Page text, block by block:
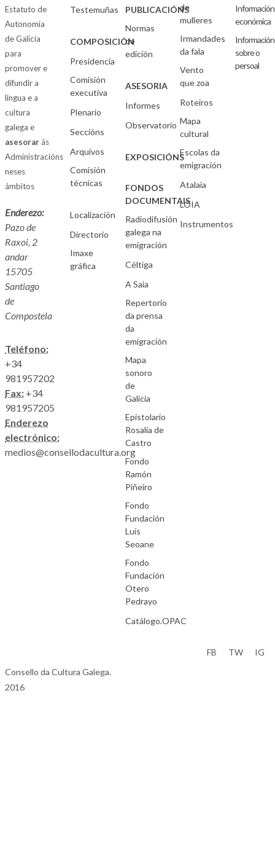
Estatuto de
Autonomía
de Galicia
para
promover e
difundir a
lingua e a
cultura
galega e
asesorarás
Administracións
neses
ámbitos
Enderezo:
Pazo de
Raxoi, 2
andar
15705
Santiago
de
Compostela
Teléfono:
+34
981957202
Fax: +34
981957205
Enderezo
electrónico:
medios@consellodacultura.org
Testemuñas
COMPOSICIÓN
Presidencia
Comisión
executiva
Plenario
Seccións
Arquivos
Comisión
técnicas
Localización
Directorio
Imaxe
gráfica
PUBLICACIÓNS
Normas
de
edición
ASESORIA
Informes
Observatorio
EXPOSICIÓNS
FONDOS
DOCUMENTAIS
Radiodifusión
galega na
emigración
Céltiga
A Saia
Repertorio
da prensa
da
emigración
Mapa
sonoro
de
Galicia
Epistolario
Rosalía de
Castro
Fondo
Ramón
Piñeiro
Fondo
Fundación
Luís
Seoane
Fondo
Fundación
Otero
Pedrayo
Catálogo.OPAC
de
mulleres
Irmandades
da fala
Vento
que zoa
Roteiros
Mapa
cultural
Escolas da
emigración
Atalaia
LOIA
Instrumentos
Información
económica
Información
sobre o
persoal
Consello da Cultura Galega.
2016
FB TW IG